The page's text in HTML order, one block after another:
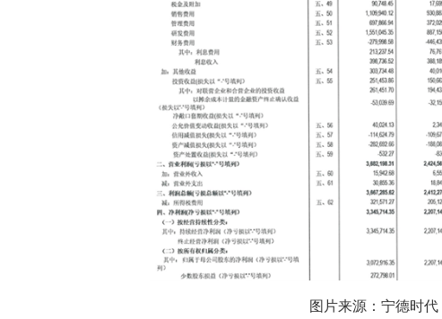
图片来源：宁德时代